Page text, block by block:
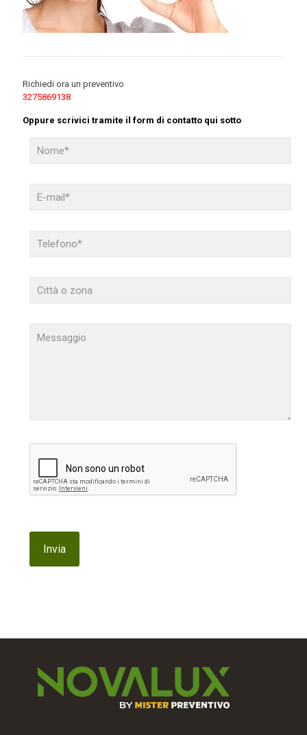
Richiedi ora un preventivo
3275869138
Oppure scrivici tramite il form di contatto qui sotto